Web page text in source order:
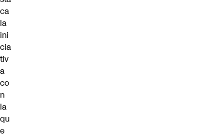
ca
la
ini
cia
tiv
a
co
n
la
qu
e